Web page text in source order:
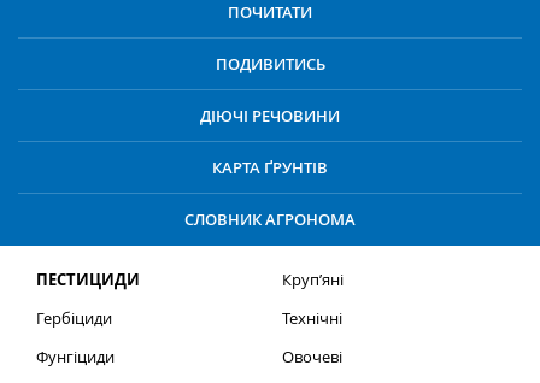
ПОЧИТАТИ
ПОДИВИТИСЬ
ДІЮЧІ РЕЧОВИНИ
КАРТА ҐРУНТІВ
СЛОВНИК АГРОНОМА
ПЕСТИЦИДИ
Гербіциди
Фунгіциди
Круп’яні
Технічні
Овочеві